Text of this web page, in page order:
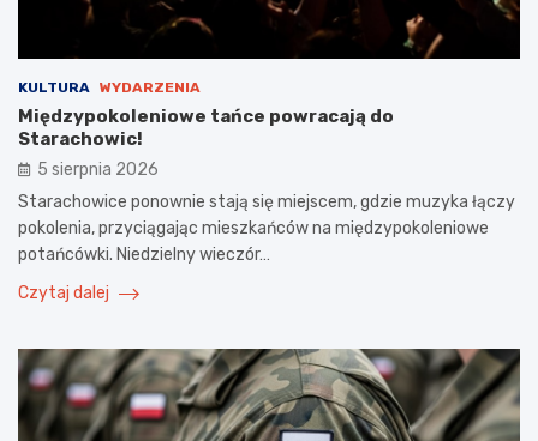
KULTURA WYDARZENIA
Międzypokoleniowe tańce powracają do
Starachowic!
5 sierpnia 2026
Starachowice ponownie stają się miejscem, gdzie muzyka łączy
pokolenia, przyciągając mieszkańców na międzypokoleniowe
potańcówki. Niedzielny wieczór…
Czytaj dalej